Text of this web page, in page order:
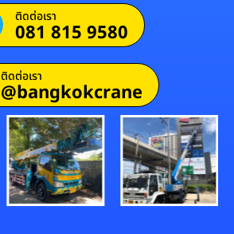
ติดต่อเรา
081 815 9580
ติดต่อเรา
@bangkokcrane